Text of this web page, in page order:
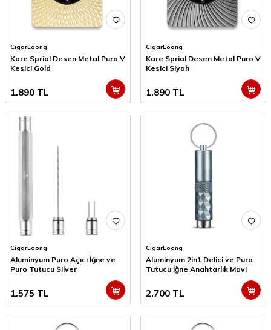
CigarLoong
Kare Sprial Desen Metal Puro V
Kesici Gold
1.890 TL
CigarLoong
Kare Sprial Desen Metal Puro V
Kesici Siyah
1.890 TL
CigarLoong
Aluminyum Puro Açıcı İğne ve
Puro Tutucu Silver
1.575 TL
CigarLoong
Aluminyum 2in1 Delici ve Puro
Tutucu İğne Anahtarlık Mavi
2.700 TL